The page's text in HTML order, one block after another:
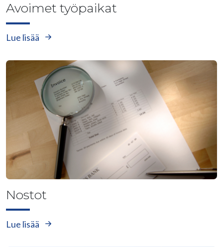
Avoimet työpaikat
Lue lisää
Nostot
Lue lisää